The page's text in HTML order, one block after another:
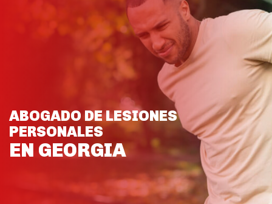
ABOGADO DE LESIONES
PERSONALES
EN GEORGIA